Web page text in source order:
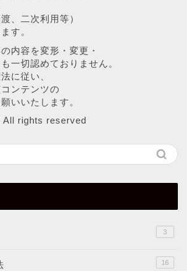
、二次利用等）
す。
内容を変形・変更・
一切認めておりません。
に従い、
ンテンツの
いいたします。
rights reserved
3
16